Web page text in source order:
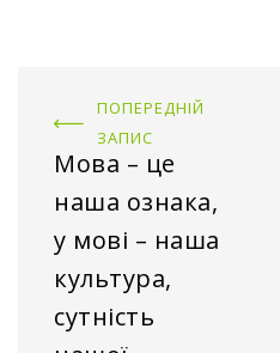
ПОПЕРЕДНІЙ
ЗАПИС
Мова – це
наша ознака,
у мові – наша
культура,
сутність